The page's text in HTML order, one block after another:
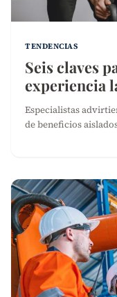
TENDENCIAS
Seis claves
experiencia
Especialistas
de beneficios